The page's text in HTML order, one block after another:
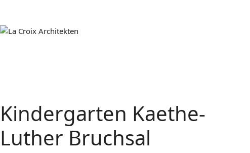
Kindergarten Kaethe-
Luther Bruchsal